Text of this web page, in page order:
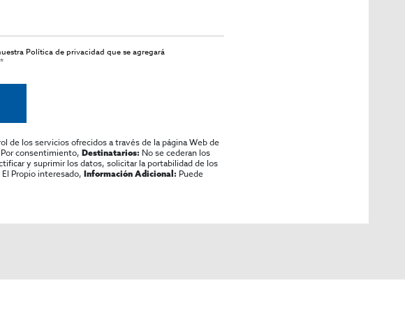
Política de privacidad que se agregará
de los servicios ofrecidos a través de la página Web de
Por consentimiento, Destinatarios: No se cederan los
y suprimir los datos, solicitar la portabilidad de los
El Propio interesado, Información Adicional: Puede